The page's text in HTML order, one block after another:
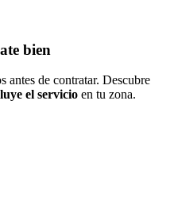
bien
antes de contratar. Descubre
el servicio en tu zona.